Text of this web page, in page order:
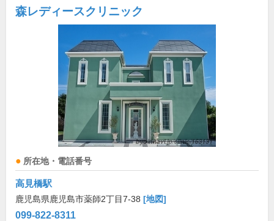
森レディースクリニック
所在地・電話番号
高見橋駅
鹿児島県鹿児島市薬師2丁目7-38 [地図]
099-822-8311